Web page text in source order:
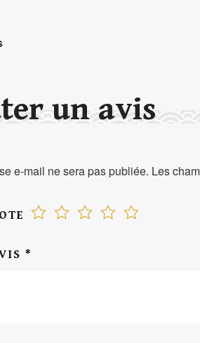
un avis
e-mail ne sera pas publiée. Les
*